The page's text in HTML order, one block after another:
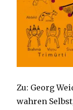
Zu: Georg
wahren